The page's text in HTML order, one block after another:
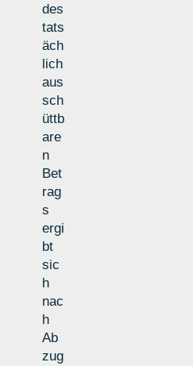
des
tats
äch
lich
aus
sch
üttb
are
n
Bet
rag
s
ergi
bt
sic
h
nac
h
Ab
zug